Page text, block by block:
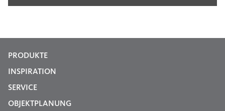
PRODUKTE
INSPIRATION
SERVICE
OBJEKTPLANUNG